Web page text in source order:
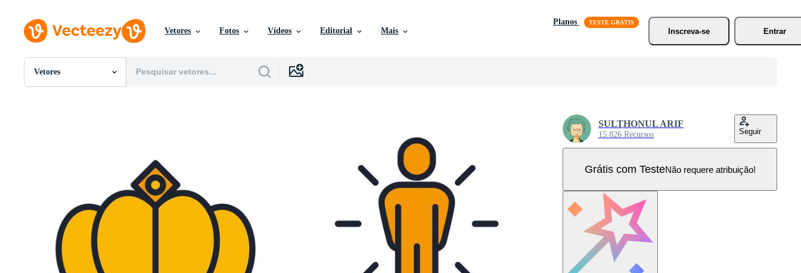
Vetores Fotos Vídeos Editorial Mais
Planos
Inscreva-se
Entrar
Vetores
Todas Imagens
Imagens Editoriais
Eventos Editoriais
SULTHONUL ARIF
15.826 Recursos Seguir
Grátis com TesteNão requere atribuição!